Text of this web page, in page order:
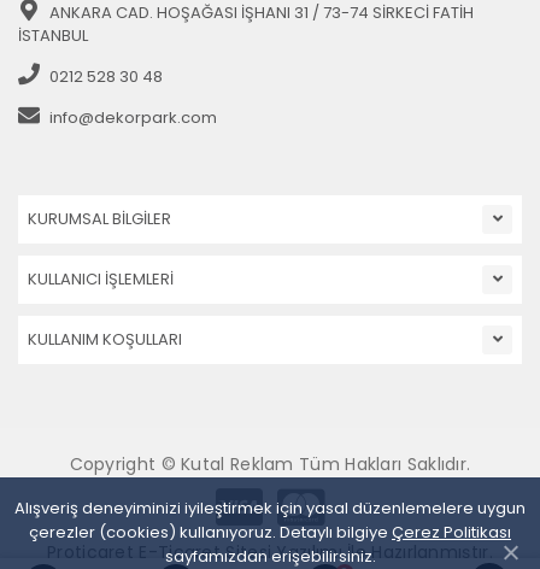
Alışveriş deneyiminizi iyileştirmek için yasal düzenlemelere uygun
çerezler (cookies) kullanıyoruz. Detaylı bilgiye Çerez Politikası
sayfamızdan erişebilirsiniz.
ANKARA CAD. HOŞAĞASI İŞHANI 31 / 73-74 SİRKECİ FATİH
İSTANBUL
0212 528 30 48
info@dekorpark.com
KURUMSAL BİLGİLER
KULLANICI İŞLEMLERİ
KULLANIM KOŞULLARI
Copyright © Kutal Reklam Tüm Hakları Saklıdır.
Proticaret E-Ticaret Sitesi Yazılımı İle Hazırlanmıştır.